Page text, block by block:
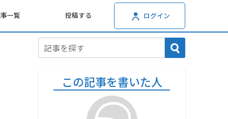
一覧 投稿する ログイン
この記事を書いた人